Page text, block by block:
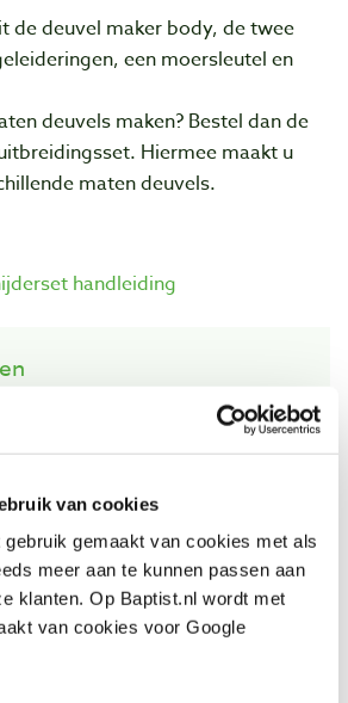
van cookies
gemaakt van cookies met als
meer aan te kunnen passen aan
klanten. Op Baptist.nl wordt met
van cookies voor Google
de deuvel maker body, de twee
een moersleutel en
deuvels maken? Bestel dan de
Hiermee maakt u
maten deuvels.
handleiding
messen
16" (23,8 mm)
(26 mm)